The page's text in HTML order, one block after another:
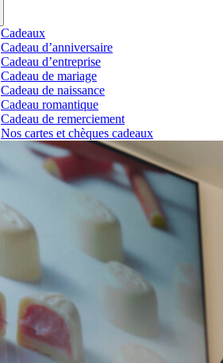
Cadeaux
Cadeau d’anniversaire
Cadeau d’entreprise
Cadeau de mariage
Cadeau de naissance
Cadeau romantique
Cadeau de remerciement
Nos cartes et chèques cadeaux